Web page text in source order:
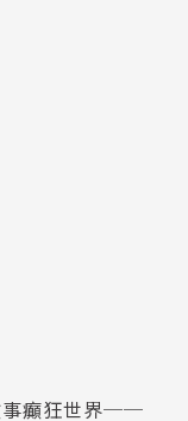
事癲狂世界──